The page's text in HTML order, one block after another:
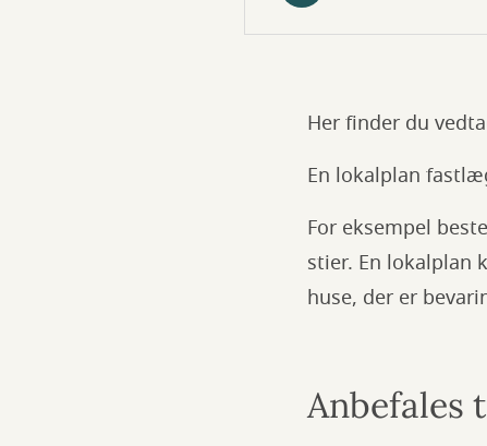
Her finder du
En lokalplan
For eksempel
stier. En lokalplan
huse, der er
Anbefales